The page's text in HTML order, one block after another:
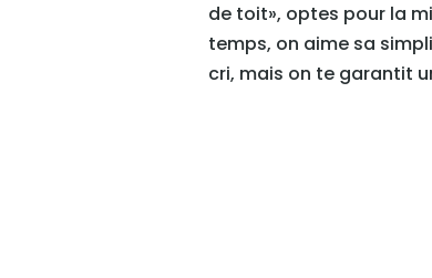
de toit», optes pour la
temps, on aime sa
cri, mais on te garantit